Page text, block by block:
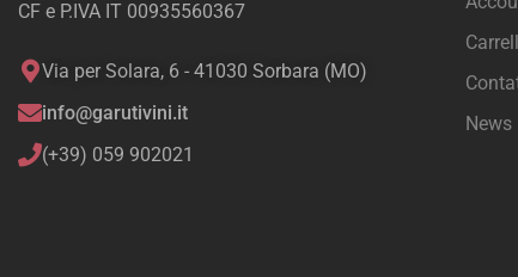
CF e P.IVA IT 00935560367
Via per Solara, 6 - 41030 Sorbara (MO)
info@garutivini.it
(+39) 059 902021
News